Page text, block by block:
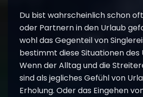
Du bist wahrscheinlich schon
oder Partnern in den Urlaub
wohl das Gegenteil von
bestimmt diese Situationen des
Wenn der Alltag und die
sind als jegliches Gefühl von
Erholung. Oder das Eingehen